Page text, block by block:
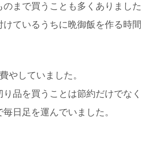
まで買うことも多くありました
ているうちに晩御飯を作る時間
やしていました。
品を買うことは節約だけでな
日足を運んでいました。